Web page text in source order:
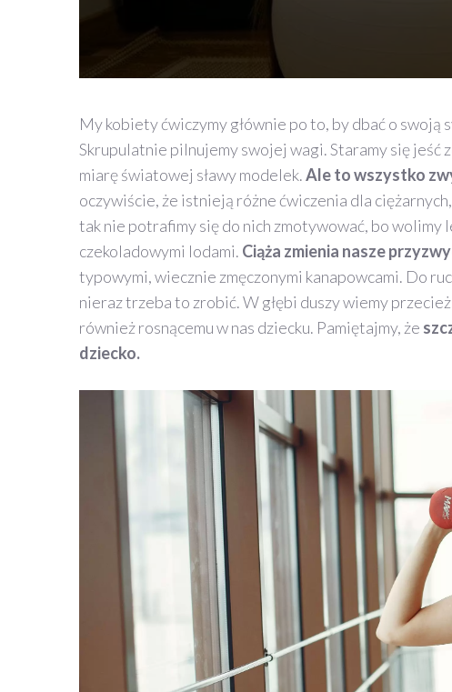
My kobiety ćwiczymy głównie po to, by dbać o swoją
Skrupulatnie pilnujemy swojej wagi. Staramy się jeść
miarę światowej sławy modelek.Ale to wszystko
oczywiście, że istnieją różne ćwiczenia dla
tak nie potrafimy się do nich zmotywować, bo wolimy
czekoladowymi lodami. Ciąża zmienia nasze
typowymi, wiecznie zmęczonymi kanapowcami. Do
nieraz trzeba to zrobić. W głębi duszy wiemy
również rosnącemu w nas dziecku. Pamiętajmy, że
dziecko.